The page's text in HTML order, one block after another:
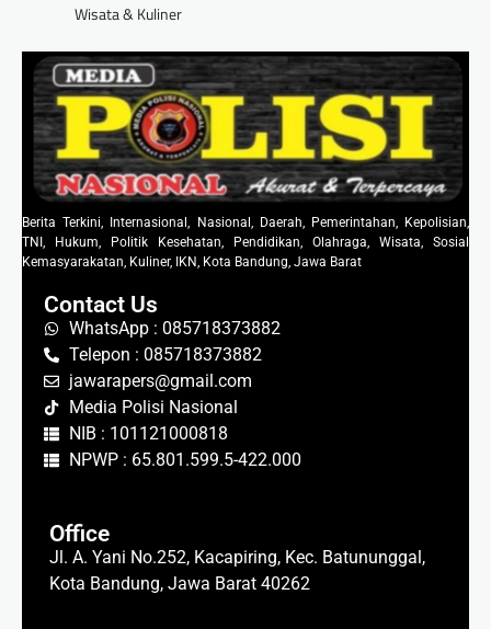
Wisata & Kuliner
Berita Terkini, Internasional, Nasional, Daerah, Pemerintahan, Kepolisian,
TNI, Hukum, Politik Kesehatan, Pendidikan, Olahraga, Wisata, Sosial
Kemasyarakatan, Kuliner, IKN, Kota Bandung, Jawa Barat
Contact Us
WhatsApp : 085718373882
Telepon : 085718373882
jawarapers@gmail.com
Media Polisi Nasional
NIB : 101121000818
NPWP : 65.801.599.5-422.000
Office
Jl. A. Yani No.252, Kacapiring, Kec. Batununggal,
Kota Bandung, Jawa Barat 40262